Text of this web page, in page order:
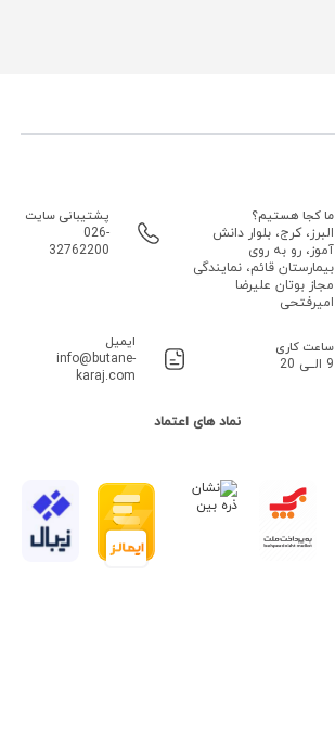
ما کجا هستیم؟
البرز، کرج، بلوار دانش
آموز، رو به روی
بیمارستان قائم، نمایندگی
مجاز بوتان علیرضا
امیرفتحی
پشتیبانی سایت
026-
32762200
ساعت کاری
9 الــی 20
ایمیل
info@butane-
karaj.com
نماد های اعتماد